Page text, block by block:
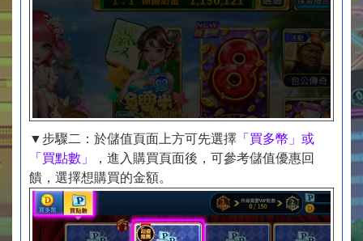
▼步驟二：於儲值頁面上方可先選擇 「買多幣」或
「買點數」
，進入購買頁面後，可參考儲值優惠回
饋，選擇想購買的金額。